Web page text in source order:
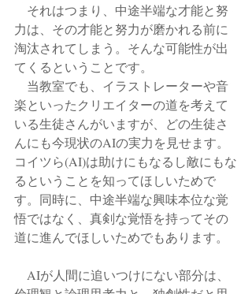
それはつまり、中途半端な才能と努
力は、その才能と努力が磨かれる前に
淘汰されてしまう。そんな可能性が出
てくるということです。
当教室でも、イラストレーターや音
楽といったクリエイターの道を考えて
いる生徒さんがいますが、どの生徒さ
んにも今現状のAIの実力を見せます。
コイツら(AI)は助けにもなるし敵にもな
るということを知ってほしいためで
す。同時に、中途半端な興味本位な覚
悟ではなく、真剣な覚悟を持ってその
道に進んでほしいためでもあります。
AIが人間に追いつけにない部分は、